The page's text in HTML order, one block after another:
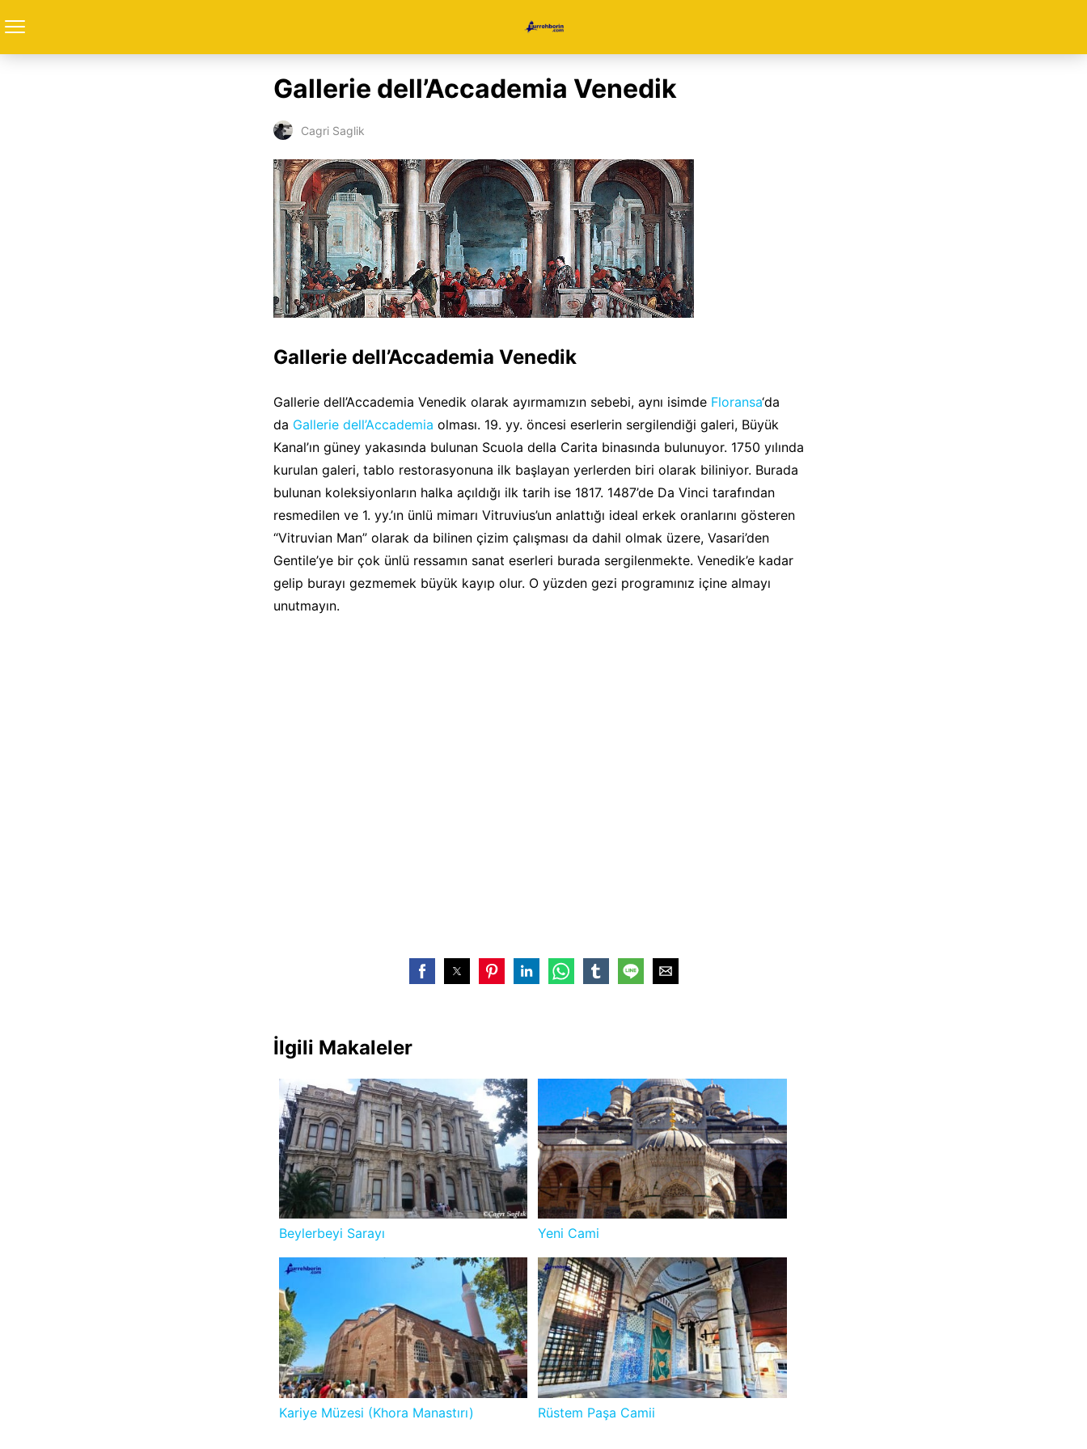
Gallerie dell’Accademia Venedik
Cagri Saglik
Gallerie dell’Accademia Venedik
Gallerie dell’Accademia Venedik olarak ayırmamızın sebebi, aynı isimde Floransa‘da
da Gallerie dell’Accademia olması. 19. yy. öncesi eserlerin sergilendiği galeri, Büyük
Kanal’ın güney yakasında bulunan Scuola della Carita binasında bulunuyor. 1750 yılında
kurulan galeri, tablo restorasyonuna ilk başlayan yerlerden biri olarak biliniyor. Burada
bulunan koleksiyonların halka açıldığı ilk tarih ise 1817. 1487’de Da Vinci tarafından
resmedilen ve 1. yy.’ın ünlü mimarı Vitruvius’un anlattığı ideal erkek oranlarını gösteren
“Vitruvian Man” olarak da bilinen çizim çalışması da dahil olmak üzere, Vasari’den
Gentile’ye bir çok ünlü ressamın sanat eserleri burada sergilenmekte. Venedik’e kadar
gelip burayı gezmemek büyük kayıp olur. O yüzden gezi programınız içine almayı
unutmayın.
İlgili Makaleler
Beylerbeyi Sarayı Yeni Cami
Kariye Müzesi (Khora Manastırı) Rüstem Paşa Camii